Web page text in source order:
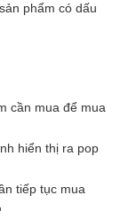
phẩm có dấu
cần mua để mua
hiển thị ra pop
tiếp tục mua